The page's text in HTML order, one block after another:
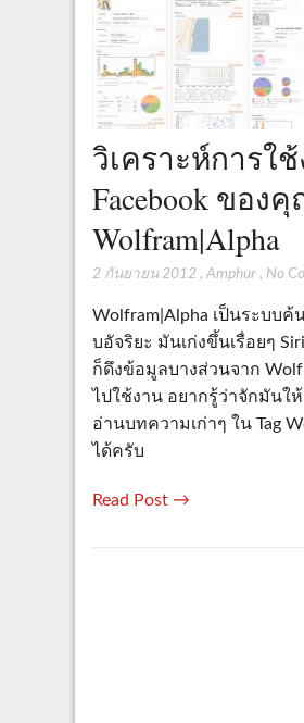
วิเคราะห์การใ
Facebook ของ
Wolfram|Alpha
2 กันยายน 2012 , Amphur, No
Wolfram|Alpha เป็นระบบค้
บอัจริยะ มันเก่งขึ้นเรื่อยๆ
ก็ดึงข้อมูลบางส่วนจาก
ไปใช้งาน อยากรู้ว่าจักมันใ
อ่านบทความเก่าๆ ใน Tag
ได้ครับ
Read Post →